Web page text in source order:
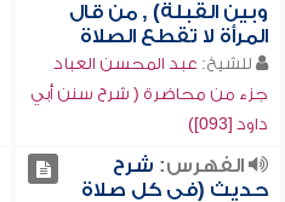
وبين القبلة) , من قال
المرأة لا تقطع الصلاة
للشيخ: عبد المحسن العباد
جزء من محاضرة ( شرح سنن أبي
داود [093])
الفهرس: شرح
حديث (في كل صلاة